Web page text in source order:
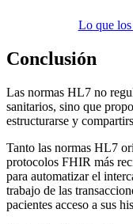
Lo que los
Conclusión
Las normas HL7 no
sanitarios, sino que
estructurarse y
Tanto las normas HL7
protocolos FHIR más
para automatizar el
trabajo de las
pacientes acceso a sus